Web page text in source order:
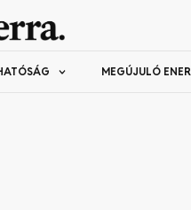
MEGÚJULÓ